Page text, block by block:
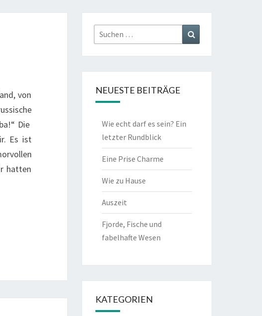
von
Die
Es ist
hatten
Suchen
nach:
NEUESTE BEITRÄGE
Wie echt darf es sein? Ein
letzter Rundblick
Eine Prise Charme
Wie zu Hause
Auszeit
Fjorde, Fische und
fabelhafte Wesen
KATEGORIEN